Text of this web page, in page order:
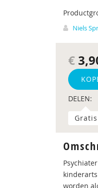
Niels
€
DELEN:
worden